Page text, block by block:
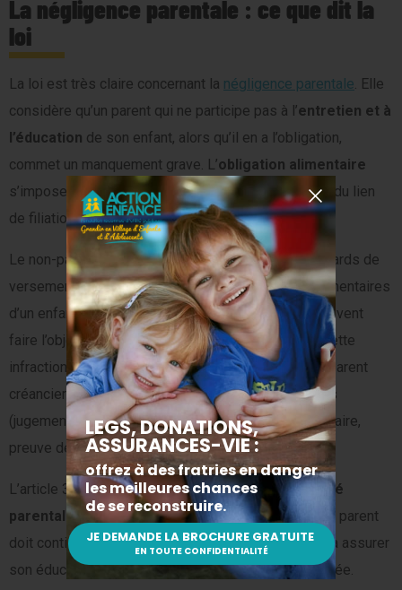
La négligence parentale : ce que dit la
loi
La loi est très claire concernant la négligence parentale . Elle
considère qu’un parent qui ne participe pas à l’entretien et à
l’éducation de son enfant, alors qu’il en a l’obligation,
commet un manquement grave. L’obligation alimentaire
s’impose même en l’absence de jugement, en vertu du lien
de filiation.
Le non-paiement des pensions alimentaires, les retards de
versement ou le refus de subvenir aux besoins élémentaires
d’un enfant mineur ou majeur (dans certains cas) peuvent
faire l’objet d’une plainte pour abandon de famille. Cette
infraction est jugée par le tribunal correctionnel. Le parent
créancier doit présenter les justificatifs nécessaires
(jugement de divorce, montant de la pension alimentaire,
preuve des impayés, etc.).
L’article 373-2-1 du Code civil rappelle que l’autorité
parentalene disparaît pas avec le divorce. Chaque parent
doit continuer à subvenir aux besoins de l’enfant et à assurer
son éducation, y compris en cas de résidence alternée.